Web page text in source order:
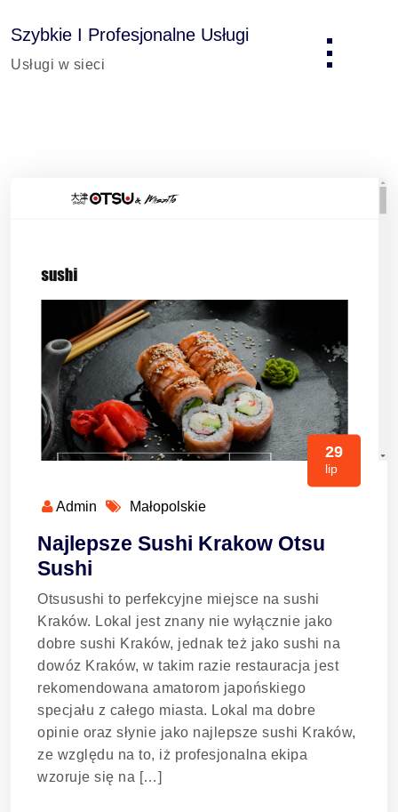
Szybkie I Profesjonalne Usługi
Usługi w sieci
29
lip
Admin Małopolskie
Najlepsze Sushi Krakow Otsu
Sushi
Otsusushi to perfekcyjne miejsce na sushi
Kraków. Lokal jest znany nie wyłącznie jako
dobre sushi Kraków, jednak też jako sushi na
dowóz Kraków, w takim razie restauracja jest
rekomendowana amatorom japońskiego
specjału z całego miasta. Lokal ma dobre
opinie oraz słynie jako najlepsze sushi Kraków,
ze względu na to, iż profesjonalna ekipa
wzoruje się na […]